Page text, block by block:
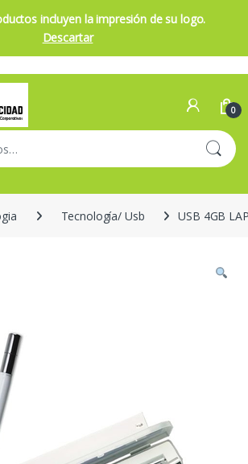
incluyen la impresión de su logo.
Descartar
0
Tecnología/ Usb USB 4GB